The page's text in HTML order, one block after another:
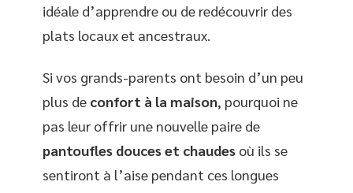
idéale d’apprendre ou de redécouvrir des
plats locaux et ancestraux.
Si vos grands-parents ont besoin d’un peu
plus de confort à la maison, pourquoi ne
pas leur offrir une nouvelle paire de
pantoufles douces et chaudes où ils se
sentiront à l’aise pendant ces longues